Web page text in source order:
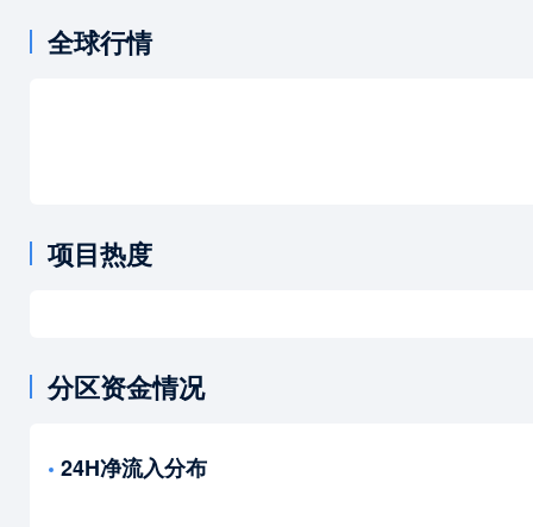
全球行情
项目热度
分区资金情况
24H净流入分布